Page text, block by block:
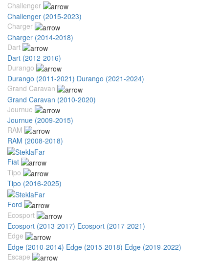
Challenger
Challenger (2015-2023)
Charger
Charger (2014-2018)
Dart
Dart (2012-2016)
Durango
Durango (2011-2021) Durango (2021-2024)
Grand Caravan
Grand Caravan (2010-2020)
Journue
Journue (2009-2015)
RAM
RAM (2008-2018)
Fiat
Tipo
Tipo (2016-2025)
Ford
Ecosport
Ecosport (2013-2017) Ecosport (2017-2021)
Edge
Edge (2010-2014) Edge (2015-2018) Edge (2019-2022)
Escape